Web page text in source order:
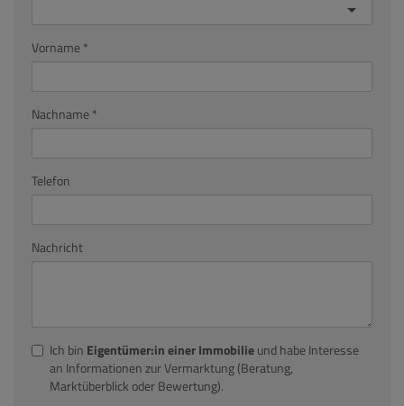
Vorname
Nachname
Telefon
Nachricht
Ich bin Eigentümer:in einer Immobilieund habe Interesse
an Informationen zur Vermarktung (Beratung,
Marktüberblick oder Bewertung).